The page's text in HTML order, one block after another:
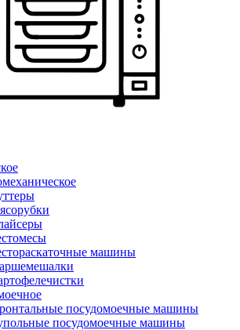
машины
посудомоечные машины
посудомоечные машины